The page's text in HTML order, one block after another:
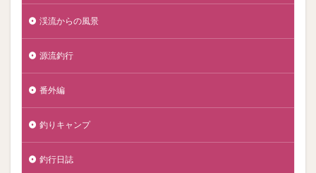
渓流からの風景
源流釣行
番外編
釣りキャンプ
釣行日誌